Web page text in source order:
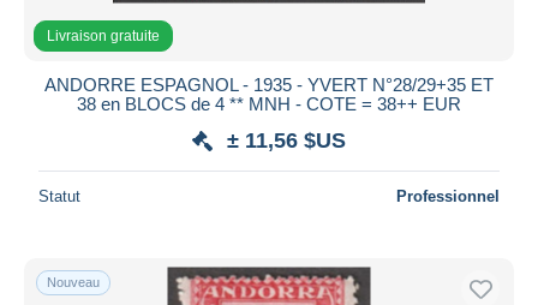
Livraison gratuite
ANDORRE ESPAGNOL - 1935 - YVERT N°28/29+35 ET
38 en BLOCS de 4 ** MNH - COTE = 38++ EUR
± 11,56 $US
Statut Professionnel
Nouveau